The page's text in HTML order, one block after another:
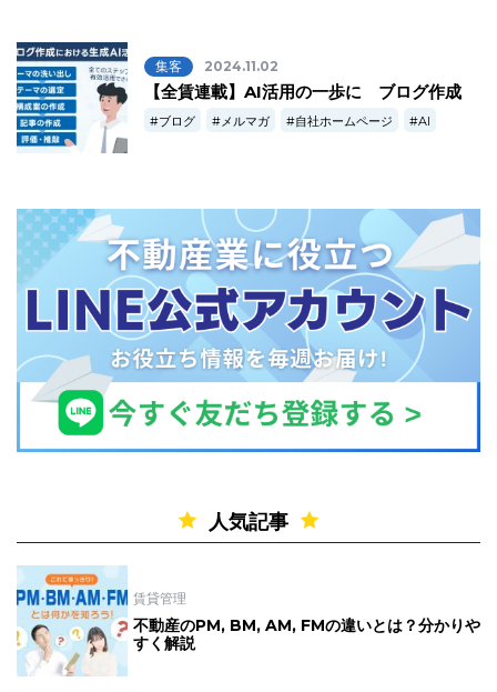
集客 2024.11.02
【全賃連載】AI活用の一歩に ブログ作成
ブログ メルマガ 自社ホームページ AI
人気記事
賃貸管理
不動産のPM, BM, AM, FMの違いとは？分かりや
すく解説